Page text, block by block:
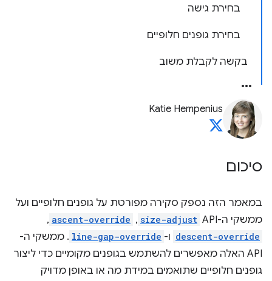
בחירת גישה
בחירת גופנים חלופיים
בקשה לקבלת משוב
Katie Hempenius
סיכום
במאמר הזה נספק סקירה מפורטת על גופנים חלופיים ועל
ממשקי ה-API
size-adjust
,‏
ascent-override
,‏
descent-override ו- line-gap-override . ממשקי ה-
API האלה מאפשרים להשתמש בגופנים מקומיים כדי ליצור
גופנים חלופיים שתואמים במידת מה או באופן מדויק